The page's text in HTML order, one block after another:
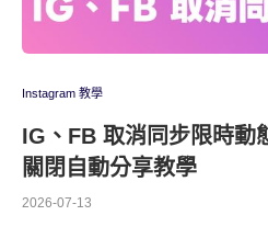
Instagram 教學
IG、FB 取消同步限時動
關閉自動分享教學
2026-07-13